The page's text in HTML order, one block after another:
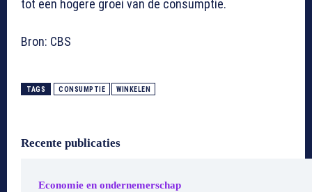
tot een hogere groei van de consumptie.
Bron: CBS
TAGS CONSUMPTIE WINKELEN
Recente publicaties
Economie en ondernemerschap